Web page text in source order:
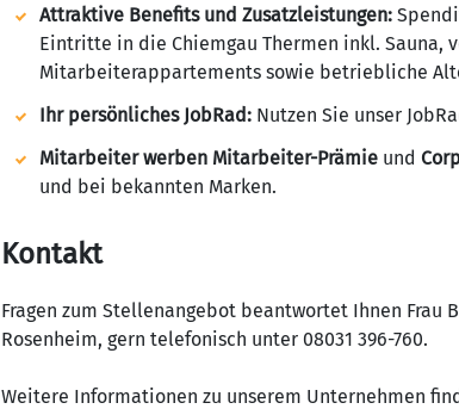
Attraktive Benefits und Zusatzleistungen:
Eintritte in die Chiemgau Thermen inkl. Sauna,
Mitarbeiterappartements sowie betriebliche
Ihr persönliches JobRad: Nutzen Sie unser
Mitarbeiter werben Mitarbeiter-Prämie und
und bei bekannten Marken.
Kontakt
Fragen zum Stellenangebot beantwortet Ihnen Frau
Rosenheim, gern telefonisch unter 08031 396-760.
Weitere Informationen zu unserem Unternehmen